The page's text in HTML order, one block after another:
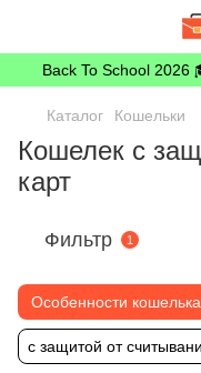
Back To School 2026
Каталог Кошельки
Кошелек c
карт
Фильтр 1
Особенности кошелька
с защитой от